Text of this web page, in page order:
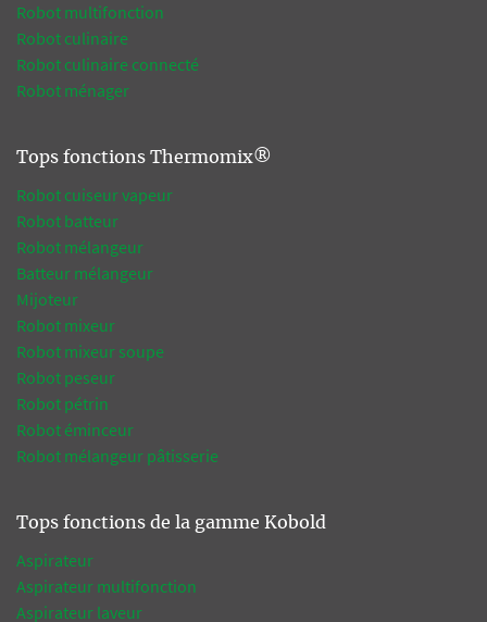
Robot multifonction
Robot culinaire
Robot culinaire connecté
Robot ménager
Tops fonctions Thermomix®
Robot cuiseur vapeur
Robot batteur
Robot mélangeur
Batteur mélangeur
Mijoteur
Robot mixeur
Robot mixeur soupe
Robot peseur
Robot pétrin
Robot éminceur
Robot mélangeur pâtisserie
Tops fonctions de la gamme Kobold
Aspirateur
Aspirateur multifonction
Aspirateur laveur